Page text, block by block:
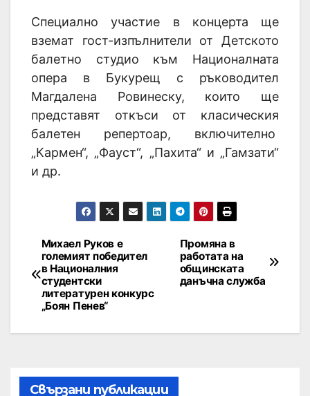
Специално участие в концерта ще
вземат гост-изпълнители от Детското
балетно студио към Националната
опера в Букурещ с ръководител
Магдалена Ровинеску, които ще
представят откъси от класическия
балетен репертоар, включително
„Кармен“, „Фауст“, „Пахита“ и „Гамзати“
и др.
Промяна в
работата на
общинската
данъчна служба
Михаел Руков e
големият победител
в Националния
студентски
литературен конкурс
„Боян Пенев“
Свързани публикации